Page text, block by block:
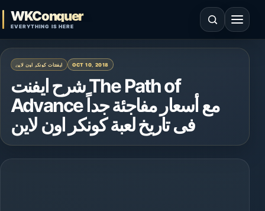
WKConquer
EVERYTHING IS HERE
Open search Open
ايفنتات كونكر اون لاين OCT 10, 2018
شرح ايفنت The Path of
Advance مع أسعار مفاجئة جداً
فى تاريخ لعبة كونكر اون لاين